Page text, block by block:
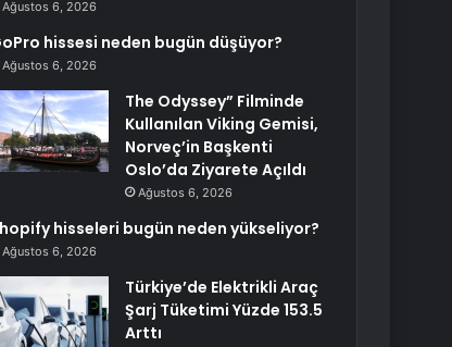
Ağustos 6, 2026
hissesi neden bugün düşüyor?
Ağustos 6, 2026
The Odyssey” Filminde
Kullanılan Viking Gemisi,
Norveç’in Başkenti
Oslo’da Ziyarete Açıldı
Ağustos 6, 2026
hisseleri bugün neden yükseliyor?
Ağustos 6, 2026
Türkiye’de Elektrikli Araç
Şarj Tüketimi Yüzde 153.5
Arttı